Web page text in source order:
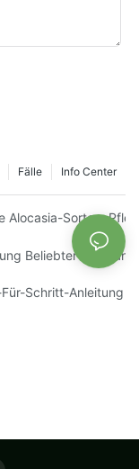
Info Center
Fälle
Setzlinge
Alocasia-Sorten:
Beliebter
Für Anfänger
Schritt-Anleitung